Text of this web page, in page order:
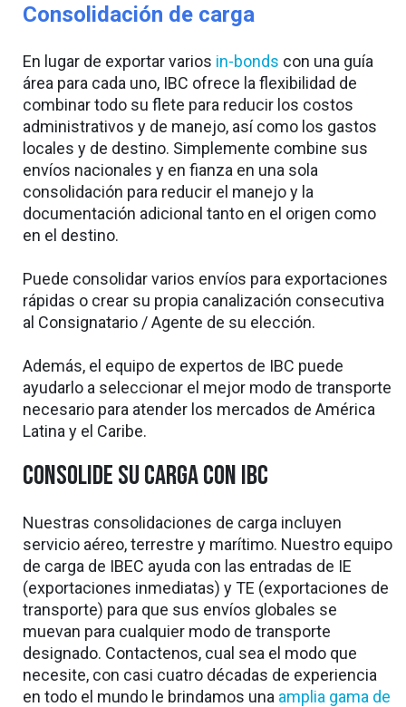
Consolidación de carga
En lugar de exportar varios in-bonds con una guía
área para cada uno, IBC ofrece la flexibilidad de
combinar todo su flete para reducir los costos
administrativos y de manejo, así como los gastos
locales y de destino. Simplemente combine sus
envíos nacionales y en fianza en una sola
consolidación para reducir el manejo y la
documentación adicional tanto en el origen como
en el destino.
Puede consolidar varios envíos para exportaciones
rápidas o crear su propia canalización consecutiva
al Consignatario / Agente de su elección.
Además, el equipo de expertos de IBC puede
ayudarlo a seleccionar el mejor modo de transporte
necesario para atender los mercados de América
Latina y el Caribe.
Consolide su carga con IBC
Nuestras consolidaciones de carga incluyen
servicio aéreo, terrestre y marítimo. Nuestro equipo
de carga de IBEC ayuda con las entradas de IE
(exportaciones inmediatas) y TE (exportaciones de
transporte) para que sus envíos globales se
muevan para cualquier modo de transporte
designado. Contactenos, cual sea el modo que
necesite, con casi cuatro décadas de experiencia
en todo el mundo le brindamos una amplia gama de